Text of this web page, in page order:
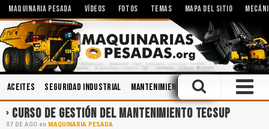
MAQUINARIA PESADA VÍDEOS FOTOS TEMAS MAPA DEL SITIO
Aceites Seguridad Industrial Mantenimiento Soldadura
CURSO DE GESTIÓN DEL MANTENIMIENTO TECSUP
07 DE AGO en MAQUINARIA PESADA